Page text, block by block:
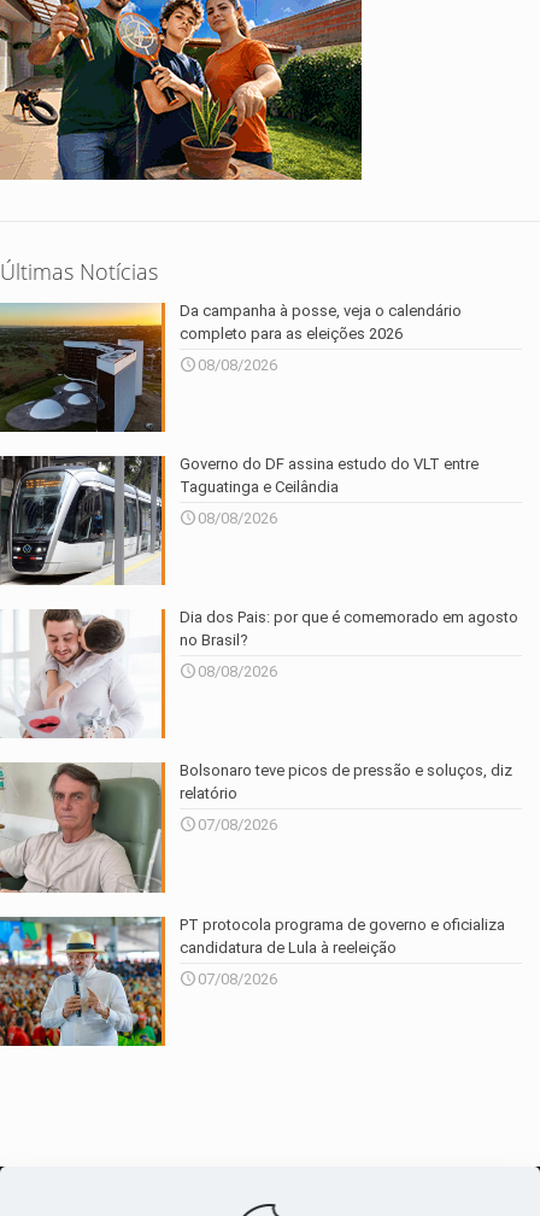
Últimas Notícias
Da campanha à posse, veja o calendário
completo para as eleições 2026
08/08/2026
Governo do DF assina estudo do VLT entre
Taguatinga e Ceilândia
08/08/2026
Dia dos Pais: por que é comemorado em agosto
no Brasil?
08/08/2026
Bolsonaro teve picos de pressão e soluços, diz
relatório
07/08/2026
PT protocola programa de governo e oficializa
candidatura de Lula à reeleição
07/08/2026